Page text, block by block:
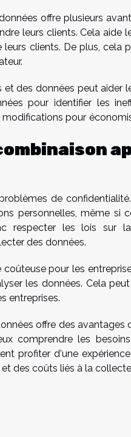
offre plusieurs
leurs clients. Cela aide
clients. De plus, cela
des données peut aider
pour identifier les
pour
de
personnelles, même si
respecter les lois sur
des données.
pour les
les données. Cela
entreprises.
offre des avantages
comprendre les
profiter d'une
des coûts liés à la